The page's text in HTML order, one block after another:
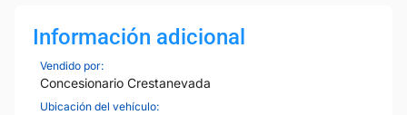
Información adicional
Vendido por:
Concesionario Crestanevada
Ubicación del vehículo: